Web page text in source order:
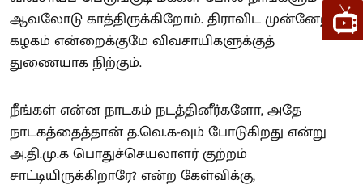
ஆவலோடு காத்திருக்கிறோம். திராவிட முன்னேற்றக்
கழகம் என்றைக்குமே விவசாயிகளுக்குத்
துணையாக நிற்கும்.
நீங்கள் என்ன நாடகம் நடத்தினீர்களோ, அதே
நாடகத்தைத்தான் த.வெ.க-வும் போடுகிறது என்று
அ.தி.மு.க பொதுச்செயலாளர் குற்றம்
சாட்டியிருக்கிறாரே? என்ற கேள்விக்கு,